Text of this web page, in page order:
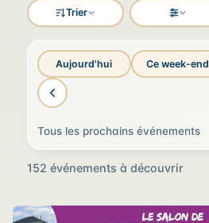
Trier Filtres
Aujourd'hui Ce week-end
Tous les prochains événements
152 événements à découvrir